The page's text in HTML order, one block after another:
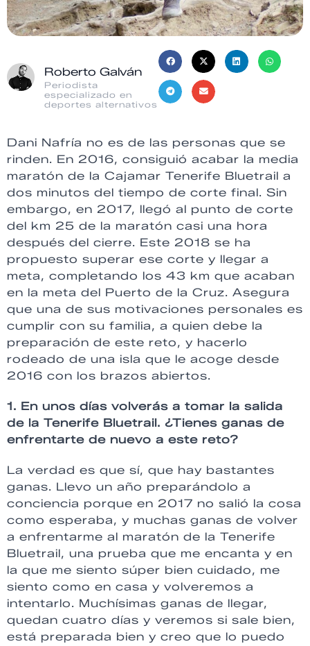
Roberto Galván
Periodista
especializado en
deportes alternativos
Dani Nafría no es de las personas que se
rinden. En 2016, consiguió acabar la media
maratón de la Cajamar Tenerife Bluetrail a
dos minutos del tiempo de corte final. Sin
embargo, en 2017, llegó al punto de corte
del km 25 de la maratón casi una hora
después del cierre. Este 2018 se ha
propuesto superar ese corte y llegar a
meta, completando los 43 km que acaban
en la meta del Puerto de la Cruz. Asegura
que una de sus motivaciones personales es
cumplir con su familia, a quien debe la
preparación de este reto, y hacerlo
rodeado de una isla que le acoge desde
2016 con los brazos abiertos.
1. En unos días volverás a tomar la salida
de la Tenerife Bluetrail. ¿Tienes ganas de
enfrentarte de nuevo a este reto?
La verdad es que sí, que hay bastantes
ganas. Llevo un año preparándolo a
conciencia porque en 2017 no salió la cosa
como esperaba, y muchas ganas de volver
a enfrentarme al maratón de la Tenerife
Bluetrail, una prueba que me encanta y en
la que me siento súper bien cuidado, me
siento como en casa y volveremos a
intentarlo. Muchísimas ganas de llegar,
quedan cuatro días y veremos si sale bien,
está preparada bien y creo que lo puedo